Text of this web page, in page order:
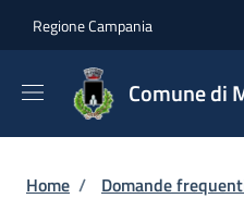
Regione Campania
Comune di
Briciole di
Home / Domande